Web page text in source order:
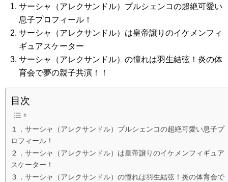
サーシャ（アレクサンドル）プルシェンコの超絶可愛い
息子プロフィール！
サーシャ（アレクサンドル）は皇帝譲りのイケメンフィ
ギュアスケーター
サーシャ（アレクサンドル）の憧れは羽生結弦！炎の体
育会で夢の親子共演！！
目次
１．サーシャ（アレクサンドル）プルシェンコの超絶可愛い息子プ
ロフィール！
２．サーシャ（アレクサンドル）は皇帝譲りのイケメンフィギュア
スケーター！
３．サーシャ（アレクサンドル）の憧れは羽生結弦！炎の体育会で